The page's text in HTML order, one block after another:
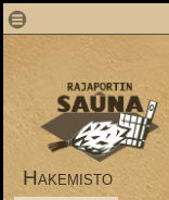
1
Hakemisto